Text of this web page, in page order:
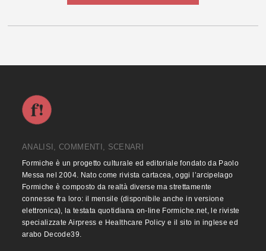
ANALISI, COMMENTI, SCENARI
Formiche è un progetto culturale ed editoriale fondato da Paolo
Messa nel 2004. Nato come rivista cartacea, oggi l’arcipelago
Formiche è composto da realtà diverse ma strettamente
connesse fra loro: il mensile (disponibile anche in versione
elettronica), la testata quotidiana on-line Formiche.net, le riviste
specializzate Airpress e Healthcare Policy e il sito in inglese ed
arabo Decode39.